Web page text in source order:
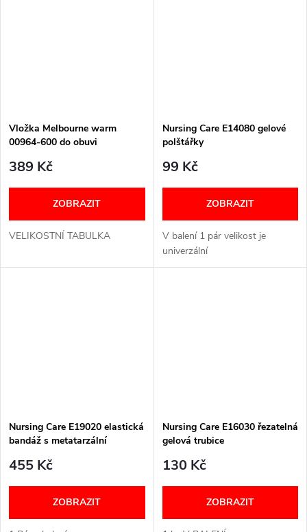
Vložka Melbourne warm
00964-600 do obuvi
389 Kč
ZOBRAZIT
VELIKOSTNÍ TABULKA
Nursing Care E14080 gelové
polštářky
99 Kč
ZOBRAZIT
V balení 1 pár velikost je
univerzální
Nursing Care E19020 elastická
bandáž s metatarzální
chráničem palců
455 Kč
ZOBRAZIT
Nursing Care E16030 řezatelná
gelová trubice
130 Kč
ZOBRAZIT